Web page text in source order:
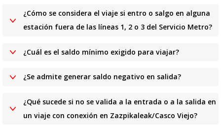
¿Cómo se considera el viaje si entro o salgo en alguna
estación fuera de las líneas 1, 2 o 3 del Servicio Metro?
¿Cuál es el saldo mínimo exigido para viajar?
¿Se admite generar saldo negativo en salida?
¿Qué sucede si no se valida a la entrada o a la salida en
un viaje con conexión en Zazpikaleak/Casco Viejo?